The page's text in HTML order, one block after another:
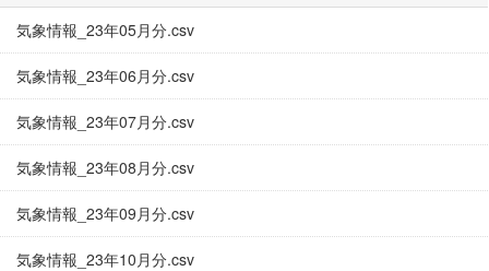
気象情報_23年05月分.csv
気象情報_23年06月分.csv
気象情報_23年07月分.csv
気象情報_23年08月分.csv
気象情報_23年09月分.csv
気象情報_23年10月分.csv